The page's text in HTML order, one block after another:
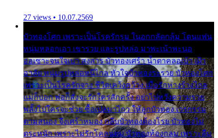
27 views • 10.07.2569
บัวทองโศก เพราะเป็นโรครักรุม ในอกกลัดกลุ้ม โดนแฟน
หนุ่มหลอกเอา เขารวย และรูปหล่อ มาพะเน้าพะนอ
ออเซาะจนใจเบา สงสาร บัวทองเศร้า น้ำตาคลอเบ้า เฝ้า
อาลัย หนุ่มรูปหล่อหนีไกล หัวใจบัวทองระรวย บัวทองโศก
เพราะเป็นโรครักจาง ชีวิตเคว้งคว้าง เมื่อรักห่างร้างไกล
แม่ก็บอก พ่อก็สั่งจะรักใครสักครั้ง อย่าไปหวังความรวย
พลั้งไปใครจะช่วย ซื้อเปลมาไกว ให้ลูกบัวทอง เวรกรรม
ตามสนอง จึงเศร้าหมอง กลีบบัวทองต้องโรย บัวทองไม่
ตระหนัก เพราะไม่รักโคลนตม บัวทองท้องกลม เพราะลืม